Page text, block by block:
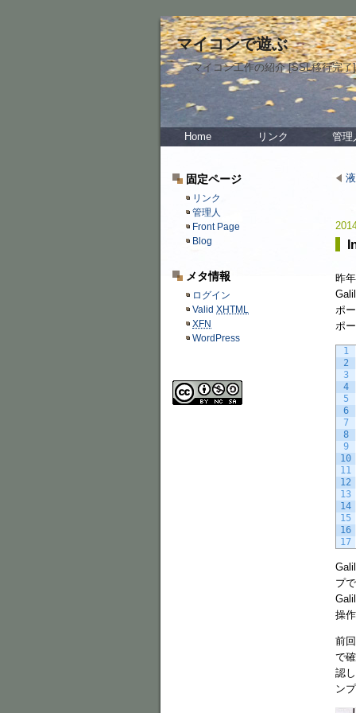
マイコンで遊ぶ
マイコン工作の紹介 [SSL移行完了]
Home リンク 管理
昨
ポ
ポ
1
2
3
4
5
6
7
8
9
10
11
12
13
14
15
16
17
プ
操
前
で
認
ン
固定ページ
リンク
管理人
Front Page
Blog
メタ情報
ログイン
Valid XHTML
XFN
WordPress